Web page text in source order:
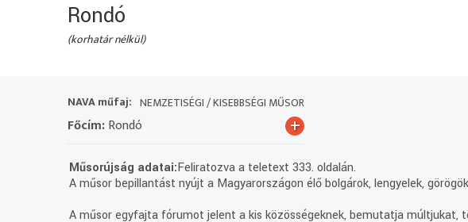
Rondó
(korhatár nélkül)
NAVA műfaj: NEMZETISÉGI / KISEBBSÉGI MŰSOR
Főcím:Rondó +
Műsorújság adatai:Feliratozva a teletext 333. oldalán.
A műsor bepillantást nyújt a Magyarországon élő bolgárok, lengyelek,
A műsor egyfajta fórumot jelent a kis közösségeknek, bemutatja